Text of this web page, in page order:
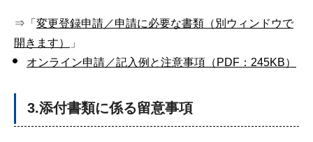
⇒「 変更登録申請／申請に必要な書類（別ウィンドウで
開きます）
」
オンライン申請／記入例と注意事項（PDF：245KB）
3.添付書類に係る留意事項